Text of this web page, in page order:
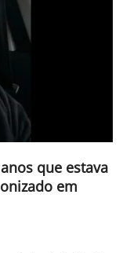
que estava
em